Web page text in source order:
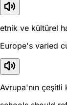
etnik ve kültürel
Europe's varied
Avrupa'nın çeşitli